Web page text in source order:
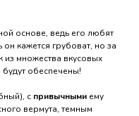
основе, ведь его любят
кажется грубоват, но за
множества вкусовых
будут обеспечены!
с привычными ему
вермута, темным